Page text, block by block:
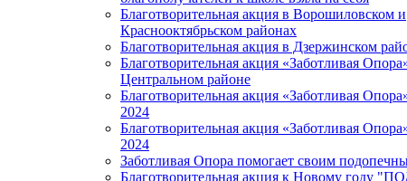
Благотворительная акция в Ворошиловском и
Краснооктябрьском районах
Благотворительная акция в Дзержинском
Благотворительная акция «Заботливая
Центральном районе
Благотворительная акция «Заботливая
2024
Благотворительная акция «Заботливая
2024
Заботливая Опора помогает своим
Благотворительная акция к Новому году